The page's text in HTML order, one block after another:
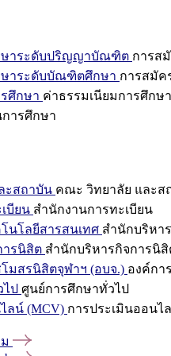
ษาระดับปริญญาบัณฑิต การส
ษาระดับบัณฑิตศึกษา การสมัค
ศึกษา ค่าธรรมเนียมการศึกษา
ารศึกษา
ะสถาบัน คณะ วิทยาลัย และส
บียน สำนักงานการทะเบียน
นโลยีสารสนเทศ สำนักบริหา
ารนิสิต สำนักบริหารกิจการนิสิ
มสรนิสิตจุฬาฯ (อบจ.) องค์กา
ป ศูนย์การศึกษาทั่วไป
ลน์ (MCV) การประเมินออนไ